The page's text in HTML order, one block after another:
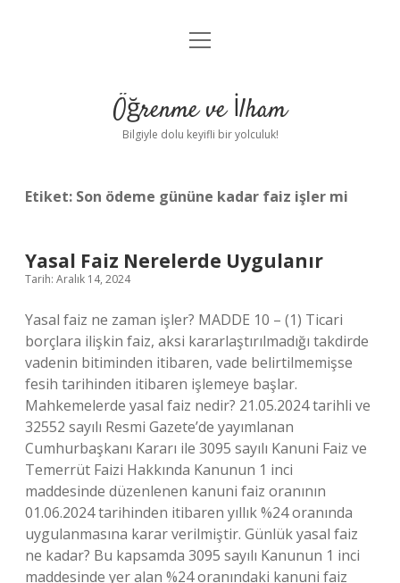
Anasayfa
Yasal Uyarı
menüyü
Öğrenme ve İlham
Bilgiyle dolu keyifli bir yolculuk!
Etiket: Son ödeme gününe kadar faiz işler mi
Yasal Faiz Nerelerde Uygulanır
Tarih: Aralık 14, 2024
Yasal faiz ne zaman işler? MADDE 10 – (1) Ticari
borçlara ilişkin faiz, aksi kararlaştırılmadığı takdirde
vadenin bitiminden itibaren, vade belirtilmemişse
fesih tarihinden itibaren işlemeye başlar.
Mahkemelerde yasal faiz nedir? 21.05.2024 tarihli ve
32552 sayılı Resmi Gazete’de yayımlanan
Cumhurbaşkanı Kararı ile 3095 sayılı Kanuni Faiz ve
Temerrüt Faizi Hakkında Kanunun 1 inci
maddesinde düzenlenen kanuni faiz oranının
01.06.2024 tarihinden itibaren yıllık %24 oranında
uygulanmasına karar verilmiştir. Günlük yasal faiz
ne kadar? Bu kapsamda 3095 sayılı Kanunun 1 inci
maddesinde yer alan %24 oranındaki kanuni faiz